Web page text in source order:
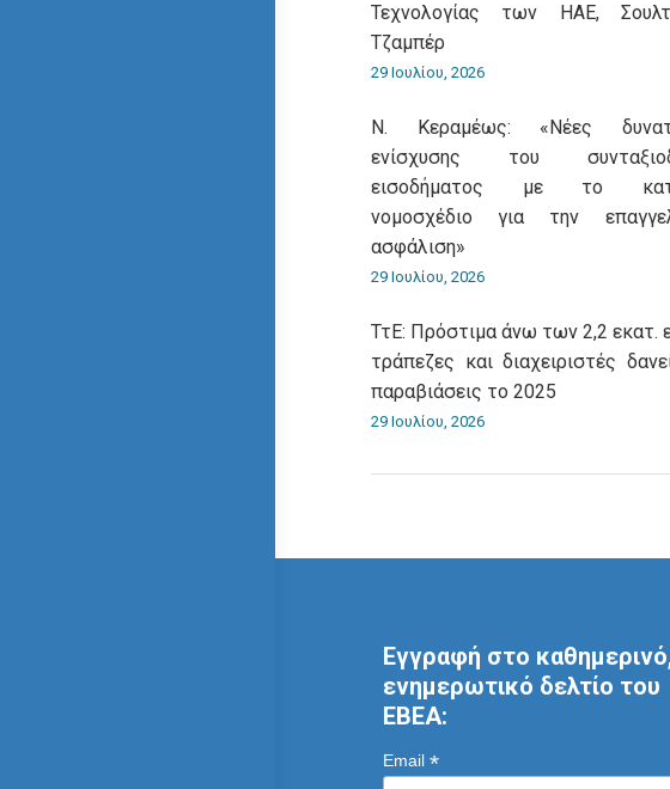
Τεχνολογίας των ΗΑΕ,
Τζαμπέρ
29 Ιουλίου, 2026
Ν. Κεραμέως: «Νέες
ενίσχυσης του
εισοδήματος με το
νομοσχέδιο για την
ασφάλιση»
29 Ιουλίου, 2026
ΤτΕ: Πρόστιμα άνω των 2,2 εκατ.
τράπεζες και διαχειριστές
παραβιάσεις το 2025
29 Ιουλίου, 2026
Εγγραφή στο
ενημερωτικό δελτίο του
ΕΒΕΑ:
Email *